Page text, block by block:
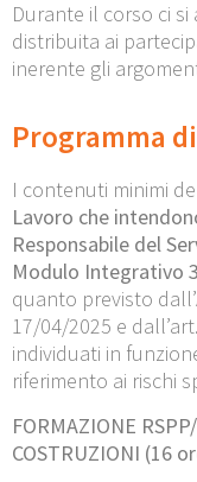
Durante il corso ci
distribuita ai
inerente gli
Programma
I contenuti minimi
Lavoro che
Responsabile del
Modulo Integrativo
quanto previsto
17/04/2025 e
individuati in
riferimento ai rischi
FORMAZIONE
COSTRUZIONI (16